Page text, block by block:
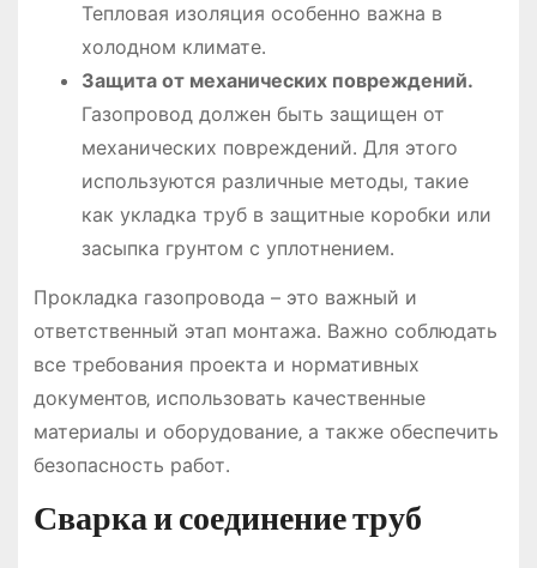
Тепловая изоляция особенно важна в
холодном климате․
Защита от механических повреждений․
Газопровод должен быть защищен от
механических повреждений․ Для этого
используются различные методы‚ такие
как укладка труб в защитные коробки или
засыпка грунтом с уплотнением․
Прокладка газопровода – это важный и
ответственный этап монтажа․ Важно соблюдать
все требования проекта и нормативных
документов‚ использовать качественные
материалы и оборудование‚ а также обеспечить
безопасность работ․
Сварка и соединение труб